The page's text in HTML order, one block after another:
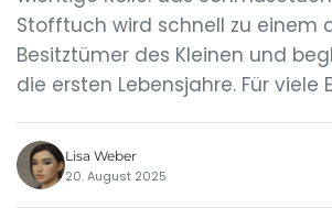
Stofftuch wird schnell zu einem
Besitztümer des Kleinen und
die ersten Lebensjahre. Für viele
Lisa Weber
20. August 2025